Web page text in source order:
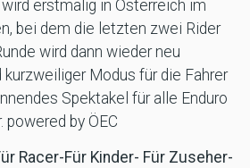
erstmalig in Österreich im
bei dem die letzten zwei Rider
wird dann wieder neu
Modus für die Fahrer
Spektakel für alle Enduro
by ÖEC
Racer-Für Kinder- Für Zuseher-